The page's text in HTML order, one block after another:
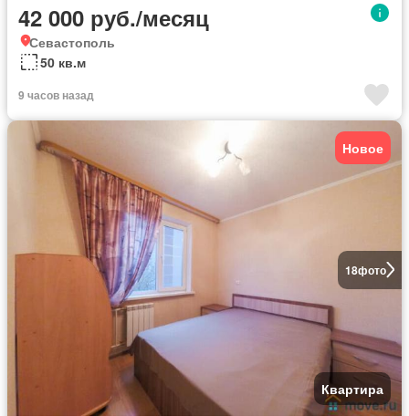
42 000 руб./месяц
Севастополь
50 кв.м
9 часов назад
18фото
Новое
Квартира